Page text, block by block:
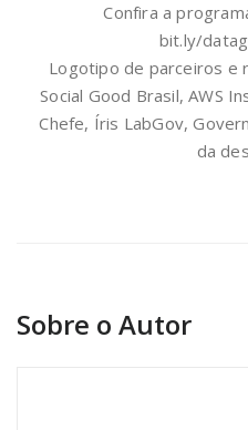
Confira a
bit.ly/
Logotipo de parceiros e
Social Good Brasil, AWS
Chefe, Íris LabGov,
da
Sobre o Autor